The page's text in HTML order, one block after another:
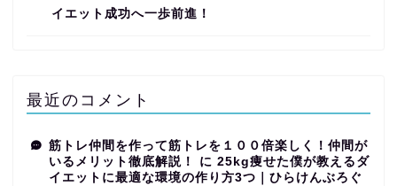
イエット成功へ一歩前進！
最近のコメント
筋トレ仲間を作って筋トレを１００倍楽しく！仲間が
いるメリット徹底解説！
に 25kg痩せた僕が教えるダ
イエットに最適な環境の作り方3つ｜ひらけんぶろぐ